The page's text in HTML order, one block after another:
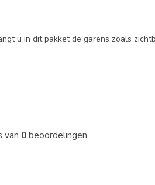
u in dit pakket de garens zoals
van 0beoordelingen